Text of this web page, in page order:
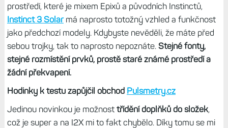
prostředí, které je mixem Epixů a původních Instinctů,
Instinct 3 Solarmá naprosto totožný vzhled a funkčnost
jako předchozí modely. Kdybyste nevěděli, že máte před
sebou trojky, tak to naprosto nepoznáte. Stejné fonty,
stejné rozmístění prvků, prostě staré známé prostředí a
žádní překvapení.
Hodinky k testu zapůjčil obchod Pulsmetry.cz
Jedinou novinkou je možnost třídění doplňků do složek,
což je super a na I2X mi to fakt chybělo. Díky tomu se mi